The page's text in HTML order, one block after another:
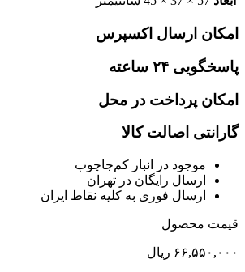
امکان ارسال اکسپرس
پاسخگویی ۲۴ ساعته
امکان پرداخت در محل
گارانتی اصالت کالا
موجود در انبار کم‌‌جاچوب
ارسال رایگان در تهران
ارسال فوری به کلیه نقاط ایران
قیمت محصول
۶۶,۵۵۰,۰۰۰ ریال